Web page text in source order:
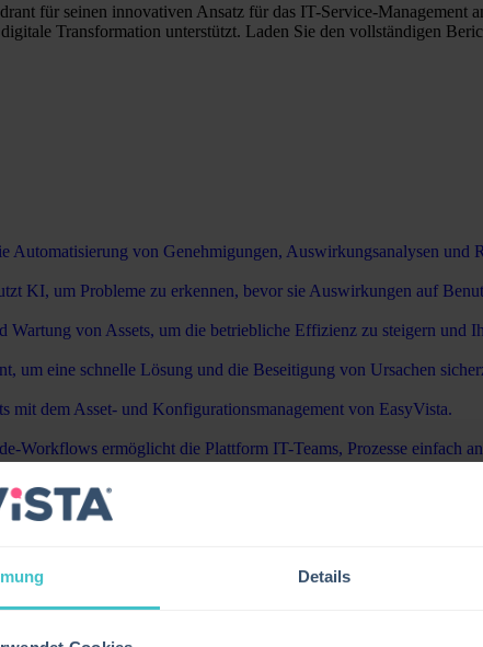
Details
für seinen innovativen Ansatz für das IT-Service-Management
Transformation unterstützt. Laden Sie den vollständigen
Automatisierung von Genehmigungen, Auswirkungsanalysen
KI, um Probleme zu erkennen, bevor sie Auswirkungen auf
von Assets, um die betriebliche Effizienz zu steigern und
um eine schnelle Lösung und die Beseitigung von Ursachen
dem Asset- und Konfigurationsmanagement von EasyVista.
Workflows ermöglicht die Plattform IT-Teams, Prozesse einfach
das Engagement fördern und den besonderen Anforderungen
können Hersteller den Lebenszyklus ihrer Geräte besser
dabei unterstützt, hohe Standards in den Bereichen